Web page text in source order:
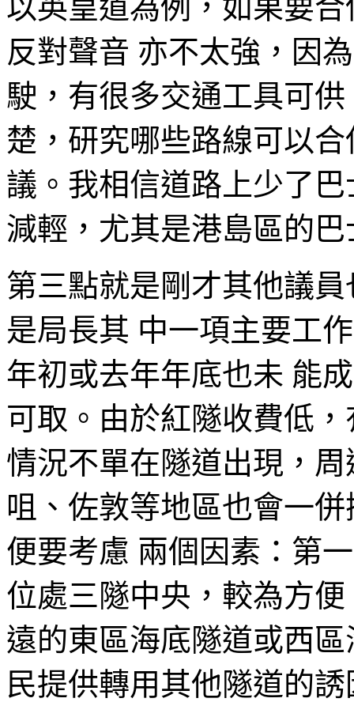
以英皇道為例，如果要
反對聲音 亦不太強，因
駛，有很多交通工具可
楚，研究哪些路線可以
議。我相信道路上少了
減輕，尤其是港島區的
第三點就是剛才其他議
是局長其 中一項主要工
年初或去年年底也未 能
可取。由於紅隧收費低
情況不單在隧道出現，
咀、佐敦等地區也會一
便要考慮 兩個因素：第
位處三隧中央，較為方
遠的東區海底隧道或西
民提供轉用其他隧道的